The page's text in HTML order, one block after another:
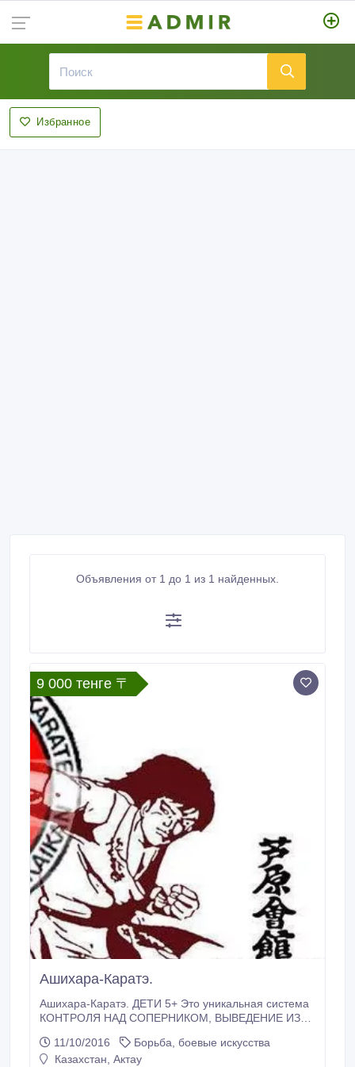
Избранное
Объявления от 1 до 1 из 1 найденных.
9 000 тенге 〒
Ашихара-Каратэ.
Ашихара-Каратэ. ДЕТИ 5+ Это уникальная система
КОНТРОЛЯ НАД СОПЕРНИКОМ, ВЫВЕДЕНИЕ ИЗ
Позволяет научится за короткое время
ПРОТИВОСТОЯТЬ БОЛЕЕ СИЛЬНОМУ
11/10/2016
Борьба, боевые искусства
Казахстан, Актау